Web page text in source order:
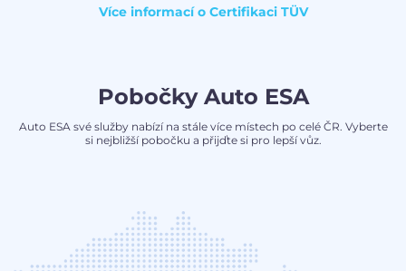
Více informací o Certifikaci TÜV
Pobočky Auto ESA
Auto ESA své služby nabízí na stále více místech po celé ČR. Vyberte
si nejbližší pobočku a přijďte si pro lepší vůz.